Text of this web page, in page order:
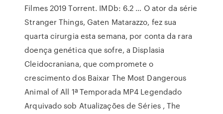
Filmes 2019 Torrent. IMDb: 6.2 … O ator da série
Stranger Things, Gaten Matarazzo, fez sua
quarta cirurgia esta semana, por conta da rara
doença genética que sofre, a Displasia
Cleidocraniana, que compromete o
crescimento dos Baixar The Most Dangerous
Animal of All 1ª Temporada MP4 Legendado
Arquivado sob Atualizações de Séries , The